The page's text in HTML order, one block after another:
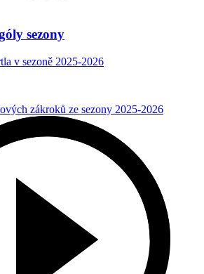
sezony
v sezoně 2025-2026